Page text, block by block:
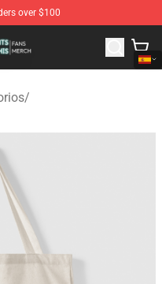
over $100
Nobody Wants This
/